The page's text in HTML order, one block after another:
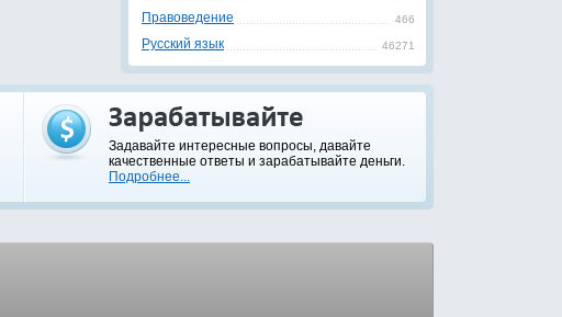
466
Правоведение
46271
Русский язык
Задавайте интересные вопросы, давайте
качественные ответы и зарабатывайте деньги.
Подробнее...